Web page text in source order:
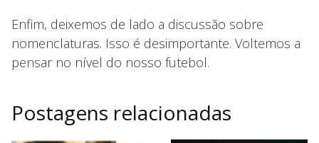
Enfim, deixemos de lado a discussão sobre
nomenclaturas. Isso é desimportante. Voltemos a
pensar no nível do nosso futebol.
Postagens relacionadas